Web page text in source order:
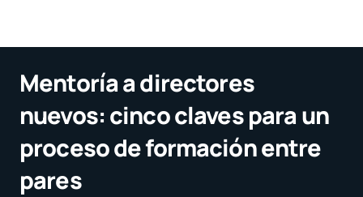
Mentoría a directores
nuevos: cinco claves para un
proceso de formación entre
pares